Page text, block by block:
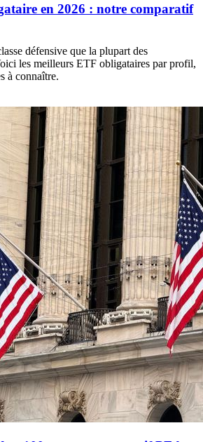
en 2026 : notre comparatif
défensive que la plupart des
les meilleurs ETF obligataires par profil,
à connaître.